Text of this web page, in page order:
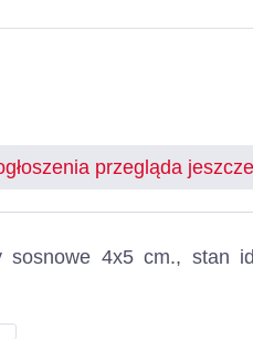
przegląda
sosnowe 4x5 cm., stan